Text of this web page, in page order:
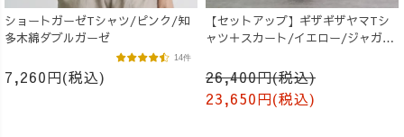
ショートガーゼTシャツ/ピンク/知
多木綿ダブルガーゼ
7,260円(税込)
14件
【セットアップ】ギザギザヤマTシ
ャツ＋スカート/イエロー/ジャガー
26,400円(税込)
23,650円(税込)